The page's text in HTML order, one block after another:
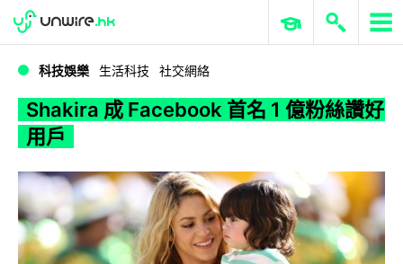
WWDC 2026 ERP 與商業 AI
科技娛樂 生活科技 社交網絡
Shakira 成 Facebook 首名 1 億粉絲讚好
用戶